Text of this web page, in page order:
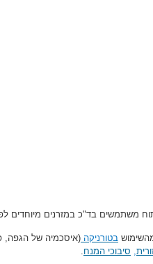
משתמשים בד"כ במזרנים מיוחדים
בטורניקה (איסכמיה של הגפה,
, סיבוכי המנח.